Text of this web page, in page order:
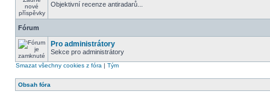
Objektivní recenze antiradarů...
Fórum
Pro administrátory
Sekce pro administrátory
Smazat všechny cookies z fóra | Tým
Obsah fóra